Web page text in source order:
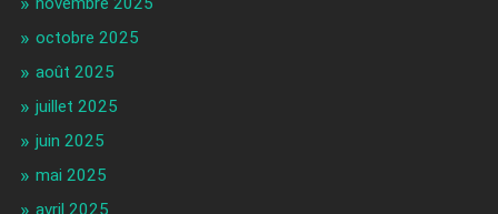
octobre 2025
août 2025
juillet 2025
juin 2025
mai 2025
avril 2025